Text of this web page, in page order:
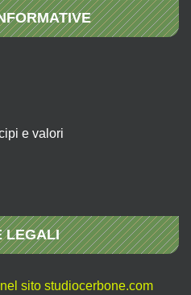
e valori
LEGALI
sito studiocerbone.com